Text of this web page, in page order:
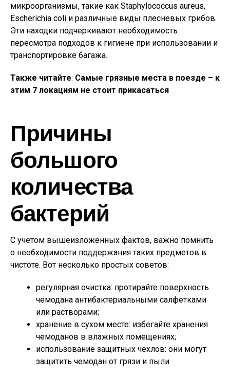
микроорганизмы, такие как Staphylococcus aureus,
Escherichia coli и различные виды плесневых грибов.
Эти находки подчеркивают необходимость
пересмотра подходов к гигиене при использовании и
транспортировке багажа.
Также читайте: Самые грязные места в поезде – к
этим 7 локациям не стоит прикасаться
Причины
большого
количества
бактерий
С учетом вышеизложенных фактов, важно помнить
о необходимости поддержания таких предметов в
чистоте. Вот несколько простых советов:
регулярная очистка: протирайте поверхность
чемодана антибактериальными салфетками
или растворами;
хранение в сухом месте: избегайте хранения
чемоданов в влажных помещениях;
использование защитных чехлов: они могут
защитить чемодан от грязи и пыли.